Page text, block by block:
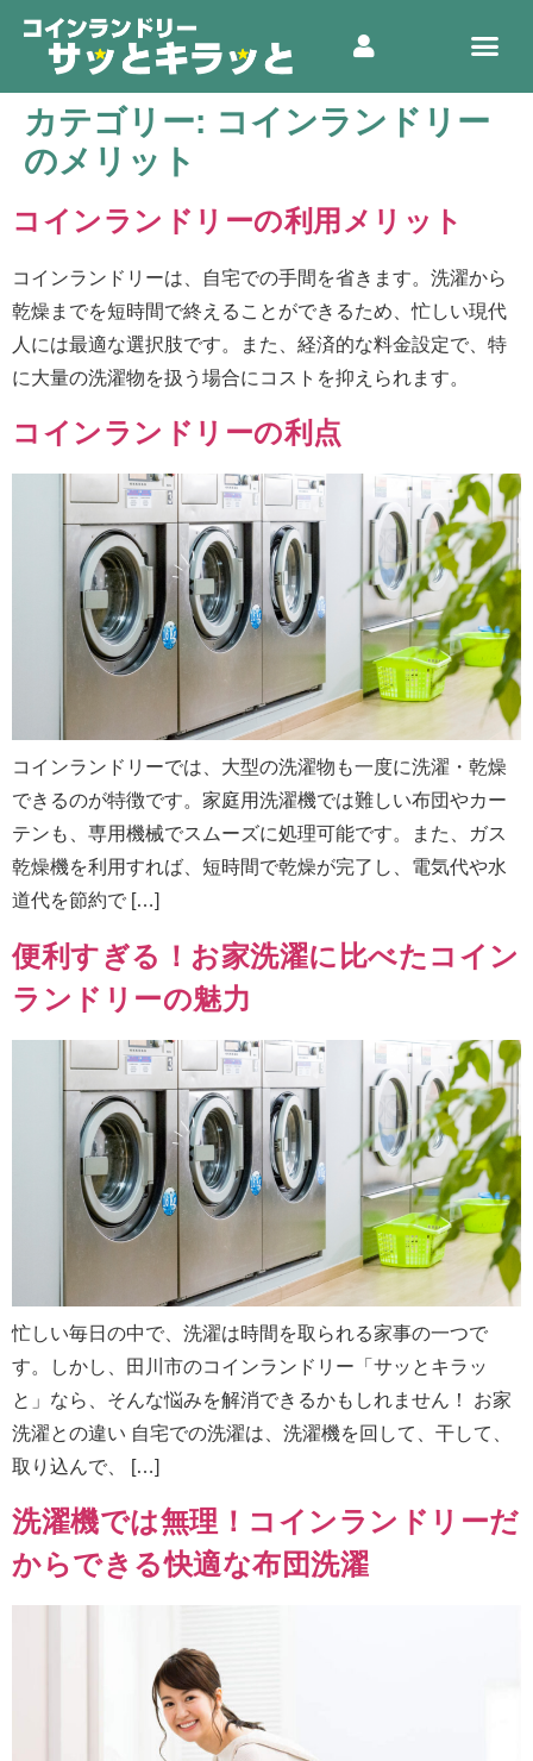
カテゴリー: コインランドリー
のメリット
コインランドリーの利用メリット
コインランドリーは、自宅での手間を省きます。洗濯から
乾燥までを短時間で終えることができるため、忙しい現代
人には最適な選択肢です。また、経済的な料金設定で、特
に大量の洗濯物を扱う場合にコストを抑えられます。
コインランドリーの利点
コインランドリーでは、大型の洗濯物も一度に洗濯・乾燥
できるのが特徴です。家庭用洗濯機では難しい布団やカー
テンも、専用機械でスムーズに処理可能です。また、ガス
乾燥機を利用すれば、短時間で乾燥が完了し、電気代や水
道代を節約で […]
便利すぎる！お家洗濯に比べたコイン
ランドリーの魅力
忙しい毎日の中で、洗濯は時間を取られる家事の一つで
す。しかし、田川市のコインランドリー「サッとキラッ
と」なら、そんな悩みを解消できるかもしれません！ お家
洗濯との違い 自宅での洗濯は、洗濯機を回して、干して、
取り込んで、 […]
洗濯機では無理！コインランドリーだ
からできる快適な布団洗濯